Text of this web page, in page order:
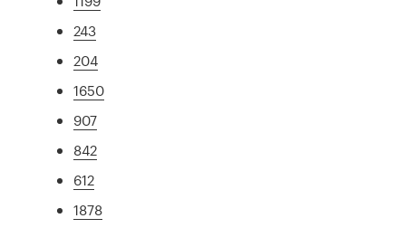
243
204
1650
907
842
612
1878